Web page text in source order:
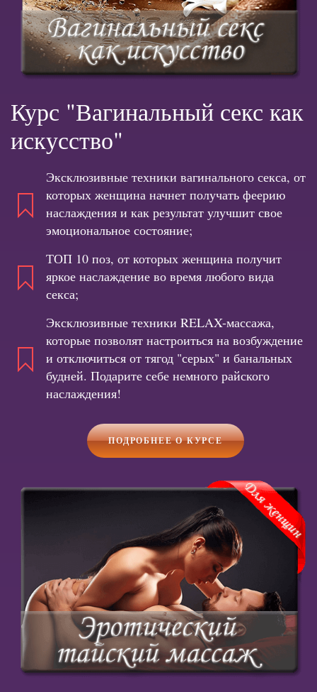
Курс "Вагинальный секс как
искусство"
Эксклюзивные техники вагинального секса, от
которых женщина начнет получать феерию
наслаждения и как результат улучшит свое
эмоциональное состояние;
ТОП 10 поз, от которых женщина получит
яркое наслаждение во время любого вида
секса;
Эксклюзивные техники RELAX-массажа,
которые позволят настроиться на возбуждение
и отключиться от тягод "серых" и банальных
будней. Подарите себе немного райского
наслаждения!
ПОДРОБНЕЕ О КУРСЕ